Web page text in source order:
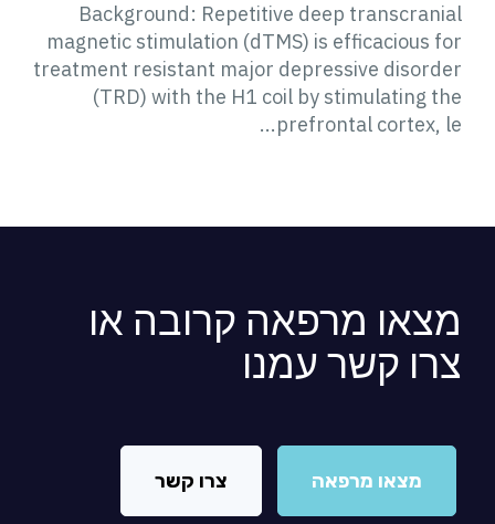
Background: Repetitive deep transcranial
magnetic stimulation (dTMS) is efficacious for
treatment resistant major depressive disorder
(TRD) with the H1 coil by stimulating the
prefrontal cortex, le...
מצאו מרפאה קרובה או
צרו קשר עמנו
מצאו מרפאה צרו קשר